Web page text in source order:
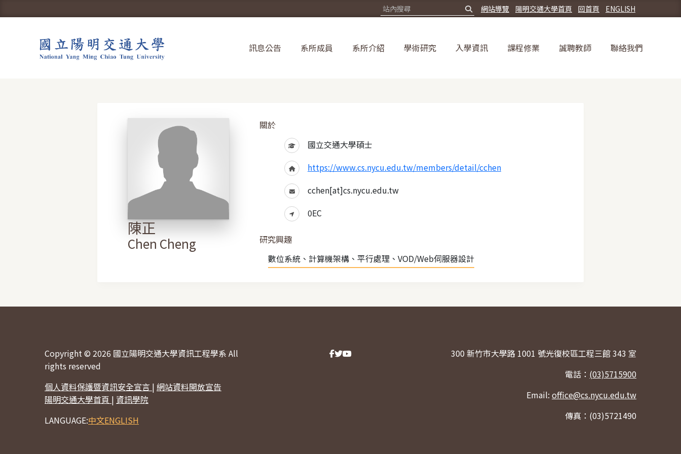
ENGLISH
回首頁
陽明交通大學首頁
網站導覽
訊息公告 系所成員 系所介紹 學術研究 入學資訊 課程修業 誠聘教師 聯絡我們
陳正
Chen Cheng
關於
國立交通大學碩士
https://www.cs.nycu.edu.tw/members/detail/cchen
cchen[at]cs.nycu.edu.tw
0EC
研究興趣
數位系統、計算機架構、平行處理、VOD/Web伺服器設計
Copyright © 2026 國立陽明交通大學資訊工程學系 All
rights reserved
個人資料保護暨資訊安全宣言 | 網站資料開放宣告
陽明交通大學首頁 | 資訊學院
LANGUAGE:中文ENGLISH
300 新竹市大學路 1001 號光復校區工程三館 343 室
電話： (03)5715900
Email: office@cs.nycu.edu.tw
傳真：(03)5721490